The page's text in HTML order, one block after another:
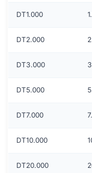
DT1.000
DT2.000
DT3.000
DT5.000
DT7.000
DT10.000
DT20.000